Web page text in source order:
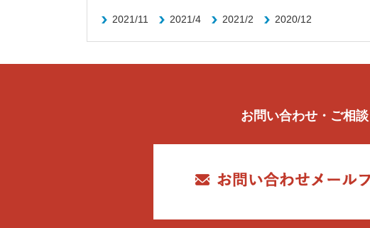
2021/11 2021/4 2021/2 2020/12
お問い合わせ・ご相